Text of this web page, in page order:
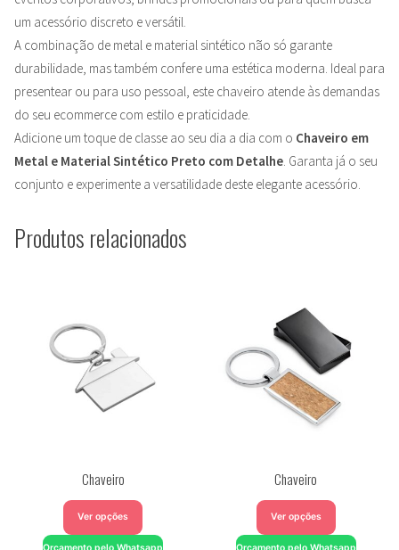
um acessório discreto e versátil.
A combinação de metal e material sintético não só garante
durabilidade, mas também confere uma estética moderna. Ideal para
presentear ou para uso pessoal, este chaveiro atende às demandas
do seu ecommerce com estilo e praticidade.
Adicione um toque de classe ao seu dia a dia com o Chaveiro em
Metal e Material Sintético Preto com Detalhe. Garanta já o seu
conjunto e experimente a versatilidade deste elegante acessório.
Produtos relacionados
Chaveiro
Ver opções
Chaveiro
Ver opções